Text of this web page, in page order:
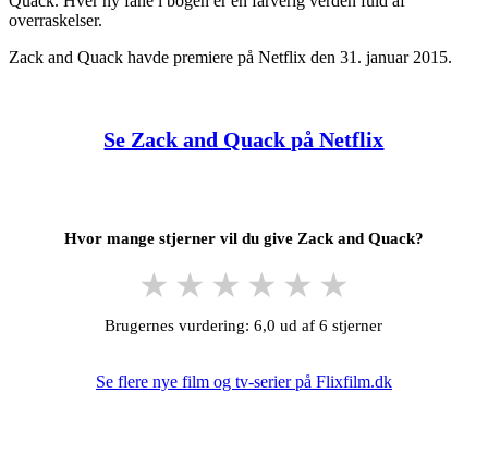
overraskelser.
Zack and Quack havde premiere på Netflix den 31. januar 2015.
Se Zack and Quack på Netflix
Hvor mange stjerner vil du give Zack and Quack?
★ ★ ★ ★ ★ ★
Brugernes vurdering: 6,0 ud af 6 stjerner
Se flere nye film og tv-serier på Flixfilm.dk